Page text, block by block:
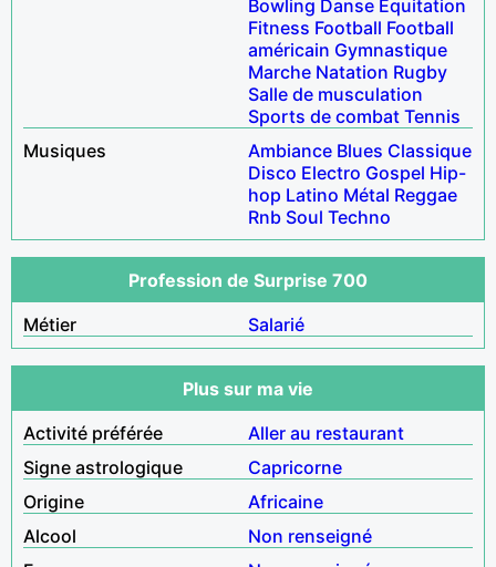
Bowling Danse Equitation
Fitness Football Football
américain Gymnastique
Marche Natation Rugby
Salle de musculation
Sports de combat Tennis
Musiques
Ambiance Blues Classique
Disco Electro Gospel Hip-
hop Latino Métal Reggae
Rnb Soul Techno
Profession de Surprise 700
Métier
Salarié
Plus sur ma vie
Activité préférée
Aller au restaurant
Signe astrologique
Capricorne
Origine
Africaine
Alcool
Non renseigné